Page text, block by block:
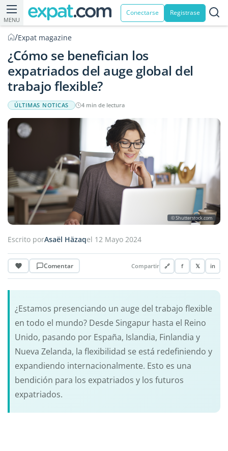
MENU
Conectarse Registrase
/Expat magazine
¿Cómo se benefician los
expatriados del auge global del
trabajo flexible?
ÚLTIMAS NOTICAS 4 min de lectura
© Shutterstock.com
Escrito porAsaël Häzaqel 12 Mayo 2024
Comentar Compartir 🔗 f 𝕏 in
¿Estamos presenciando un auge del trabajo flexible
en todo el mundo? Desde Singapur hasta el Reino
Unido, pasando por España, Islandia, Finlandia y
Nueva Zelanda, la flexibilidad se está redefiniendo y
expandiendo internacionalmente. Esto es una
bendición para los expatriados y los futuros
expatriados.